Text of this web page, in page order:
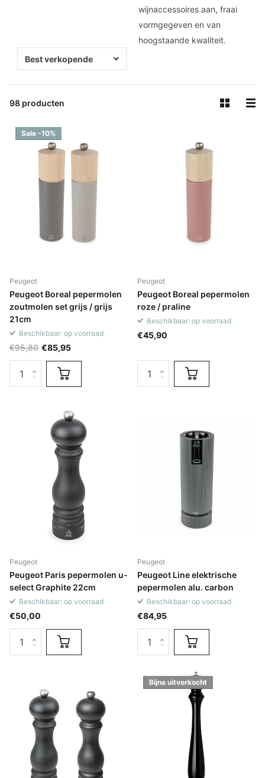
wijnaccessoires aan, fraai
vormgegeven en van
hoogstaande kwaliteit.
98 producten
Sale -10%
Peugeot
Peugeot Boreal pepermolen
zoutmolen set grijs / grijs
21cm
Beschikbaar: op voorraad
€95,80 €85,95
Peugeot
Peugeot Boreal pepermolen
roze / praline
Beschikbaar: op voorraad
€45,90
Peugeot
Peugeot Paris pepermolen u-
select Graphite 22cm
Beschikbaar: op voorraad
€50,00
Peugeot
Peugeot Line elektrische
pepermolen alu. carbon
Beschikbaar: op voorraad
€84,95
Bijna uitverkocht